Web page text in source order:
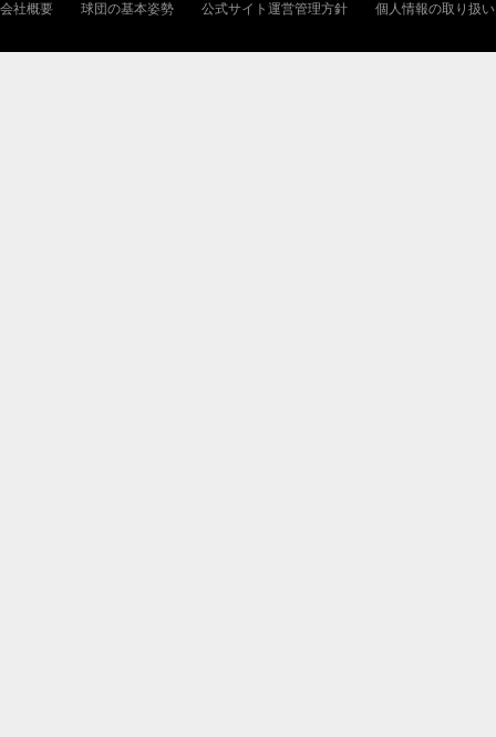
会社概要 球団の基本姿勢 公式サイト運営管理方針 個人情報の取り扱い